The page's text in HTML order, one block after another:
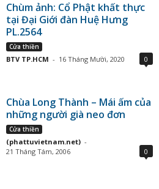
Chùm ảnh: Cổ Phật khất thực
tại Đại Giới đàn Huệ Hưng
PL.2564
Cửa thiền
BTV TP.HCM - 16 Tháng Mười, 2020 0
Chùa Long Thành – Mái ấm của
những người già neo đơn
Cửa thiền
(phattuvietnam.net) -
21 Tháng Tám, 2006
0